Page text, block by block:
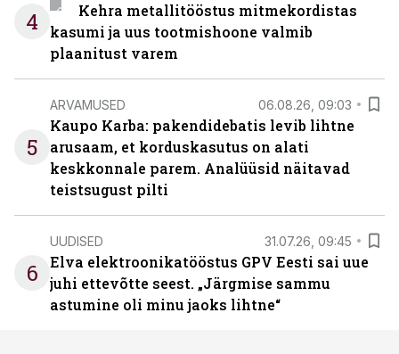
4
Kehra metallitööstus mitmekordistas
kasumi ja uus tootmishoone valmib
plaanitust varem
5
ARVAMUSED 06.08.26, 09:03
Kaupo Karba: pakendidebatis levib lihtne
arusaam, et korduskasutus on alati
keskkonnale parem. Analüüsid näitavad
teistsugust pilti
6
UUDISED 31.07.26, 09:45
Elva elektroonikatööstus GPV Eesti sai uue
juhi ettevõtte seest. „Järgmise sammu
astumine oli minu jaoks lihtne“